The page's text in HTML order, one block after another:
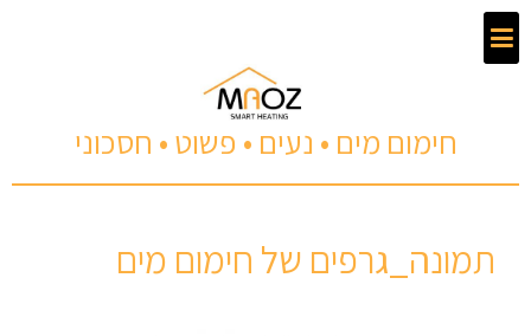
חימום מים • נעים • פשוט • חסכוני
תמונה_גרפים של חימום מים